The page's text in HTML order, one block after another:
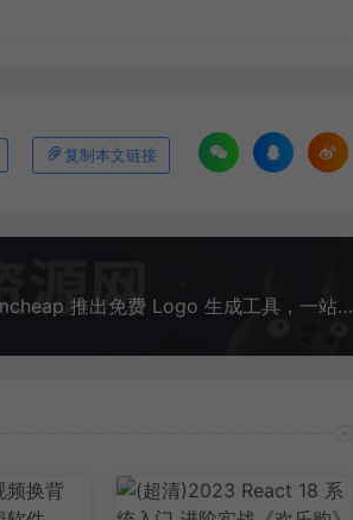
复制本文链接
域名平台 Namcheap 推出免费 Logo 生成工具，一站式生成网站图标历史上的叶问：游手好闲，收妓女税，吸鸦片，没和外国人交过手